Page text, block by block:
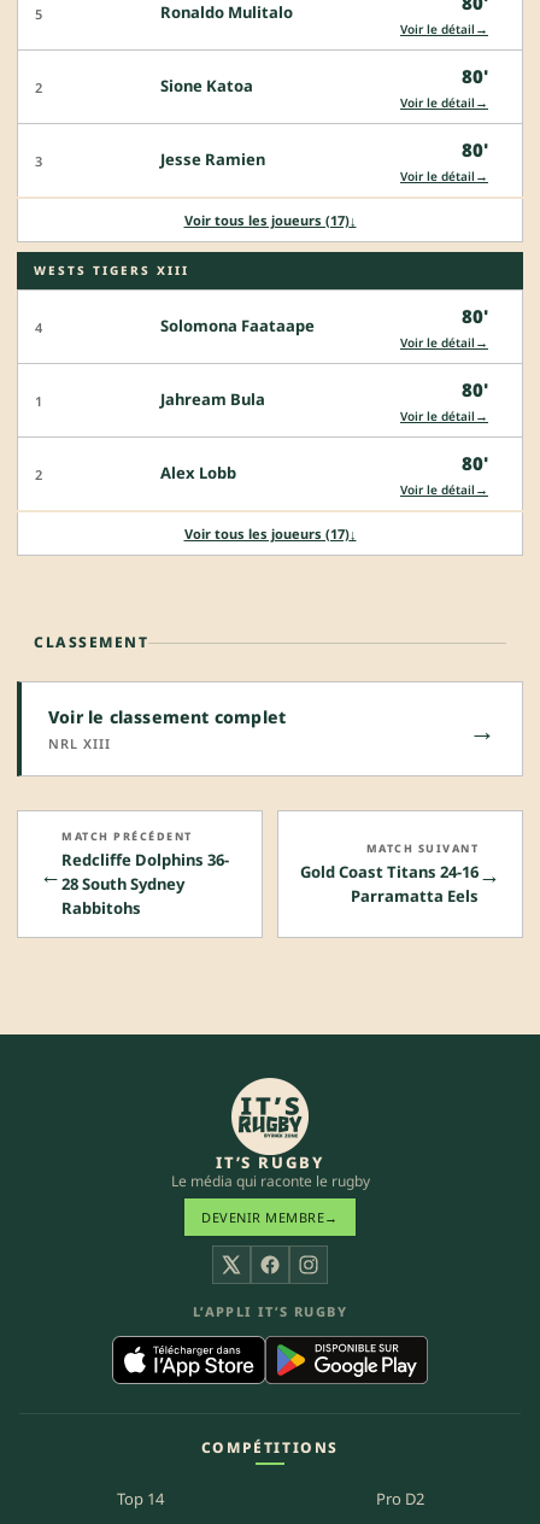
5 Ronaldo Mulitalo
Voir le détail →
2 Sione Katoa 80'
Voir le détail →
3 Jesse Ramien 80'
Voir le détail →
Voir tous les joueurs (17)↓
WESTS TIGERS XIII
4 Solomona Faataape 80'
Voir le détail →
1 Jahream Bula 80'
Voir le détail →
2 Alex Lobb 80'
Voir le détail →
Voir tous les joueurs (17)↓
CLASSEMENT
Voir le classement complet
NRL XIII →
←
MATCH PRÉCÉDENT
Redcliffe Dolphins 36-
28 South Sydney
Rabbitohs
→
MATCH SUIVANT
Gold Coast Titans 24-16
Parramatta Eels
IT’S RUGBY
Le média qui raconte le rugby
DEVENIR MEMBRE→
X FacebookInstagram
L’APPLI IT’S RUGBY
COMPÉTITIONS
Top 14
Pro D2